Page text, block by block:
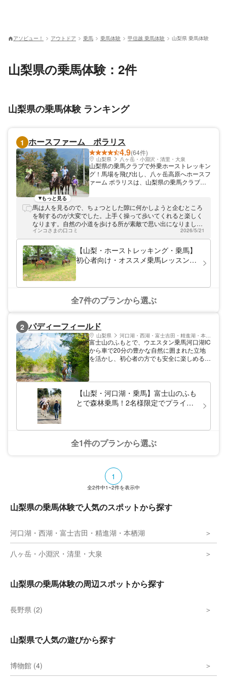
アソビュー！ アウトドア 乗馬 乗馬体験 甲信越 乗馬体験 山梨県 乗馬体験
山梨県の乗馬体験：2件
山梨県の乗馬体験 ランキング
1 ホースファーム ポラリス
4.9(64件)
山梨県 八ヶ岳・小淵沢・清里・大泉
山梨県の乗馬クラブで外乗ホーストレッキン
グ！馬場を飛び出し、八ヶ岳高原へホースフ
ァーム ポラリスは、山梨県の乗馬クラブで
います。八ヶ岳・富士山・南アルプスを一望
する絶景ロケーションのなか、最良のパート
ナーである馬と一緒に深呼吸！初心者から経
験者まで、お客さまにぴったりの乗馬体験を
ご提供します。みなさまのお越しをお待ちし
ております。
もっと見る
馬は人を見るので、ちょつとした隙に何かしようと企むところ
を制するのが大変でした。上手く操って歩いてくれると楽しく
なります。自然の小道を歩ける所が素敵で思い出になりまし
た。
インコさまの口コミ 2026/5/21
【山梨・ホーストレッキング・乗馬】
初心者向け・オススメ乗馬レッスン付
全7件のプランから選ぶ
2 パディーフィールド
山梨県 河口湖・西湖・富士吉田・精進湖・本栖湖
富士山のふもとで、ウエスタン乗馬河口湖IC
から車で20分の豊かな自然に囲まれた立地
を活かし、初心者の方でも安全に楽しめる乗
【山梨・河口湖・乗馬】富士山のふも
とで森林乗馬！2名様限定でプライベ
全1件のプランから選ぶ
1
全2件中1~2件を表示中
山梨県の乗馬体験で人気のスポットから探す
河口湖・西湖・富士吉田・精進湖・本栖湖
八ヶ岳・小淵沢・清里・大泉
山梨県の乗馬体験の周辺スポットから探す
長野県 (2)
山梨県で人気の遊びから探す
博物館 (4)